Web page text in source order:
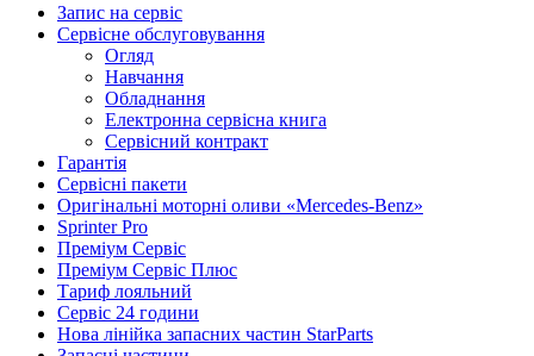
Запис на сервіс
Сервісне обслуговування
Огляд
Навчання
Обладнання
Електронна сервісна книга
Сервісний контракт
Гарантія
Сервісні пакети
Оригінальні моторні оливи «Mercedes-Benz»
Sprinter Pro
Преміум Сервіс
Преміум Сервіс Плюс
Тариф лояльний
Сервіс 24 години
Нова лінійка запасних частин StarParts